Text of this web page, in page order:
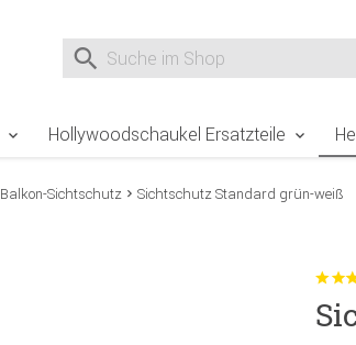
Suche nach
Hollywoodschaukel Ersatzteile
Balkon-Sichtschutz Sichtschutz Standard grün-weiß